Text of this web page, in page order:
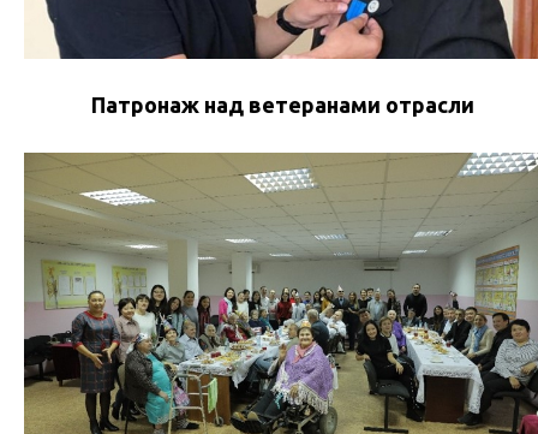
Патронаж над ветеранами отрасли